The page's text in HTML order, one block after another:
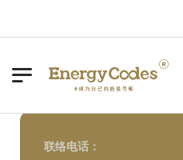
联络电话：